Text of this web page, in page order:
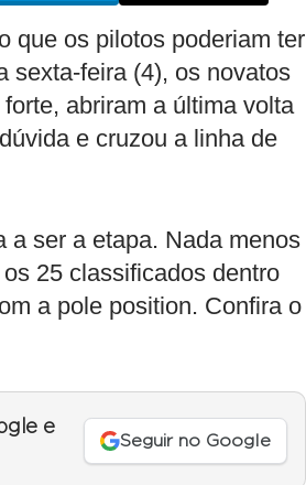
que os pilotos poderiam ter
sexta-feira (4), os novatos
abriram a última volta
e cruzou a linha de
a ser a etapa. Nada menos
25 classificados dentro
a pole position. Confira o
e
Seguir no Google